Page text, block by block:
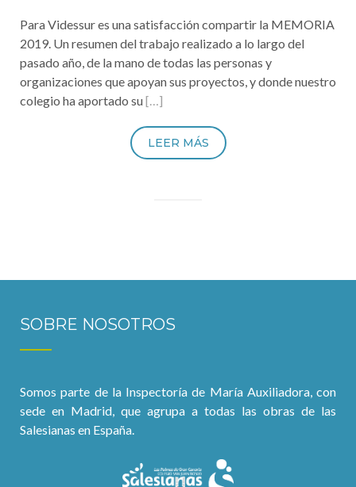
Para Videssur es una satisfacción compartir la MEMORIA
2019. Un resumen del trabajo realizado a lo largo del
pasado año, de la mano de todas las personas y
organizaciones que apoyan sus proyectos, y donde nuestro
colegio ha aportado su[…]
LEER MÁS
SOBRE NOSOTROS
Somos parte de la Inspectoría de María Auxiliadora, con
sede en Madrid, que agrupa a todas las obras de las
Salesianas en España.